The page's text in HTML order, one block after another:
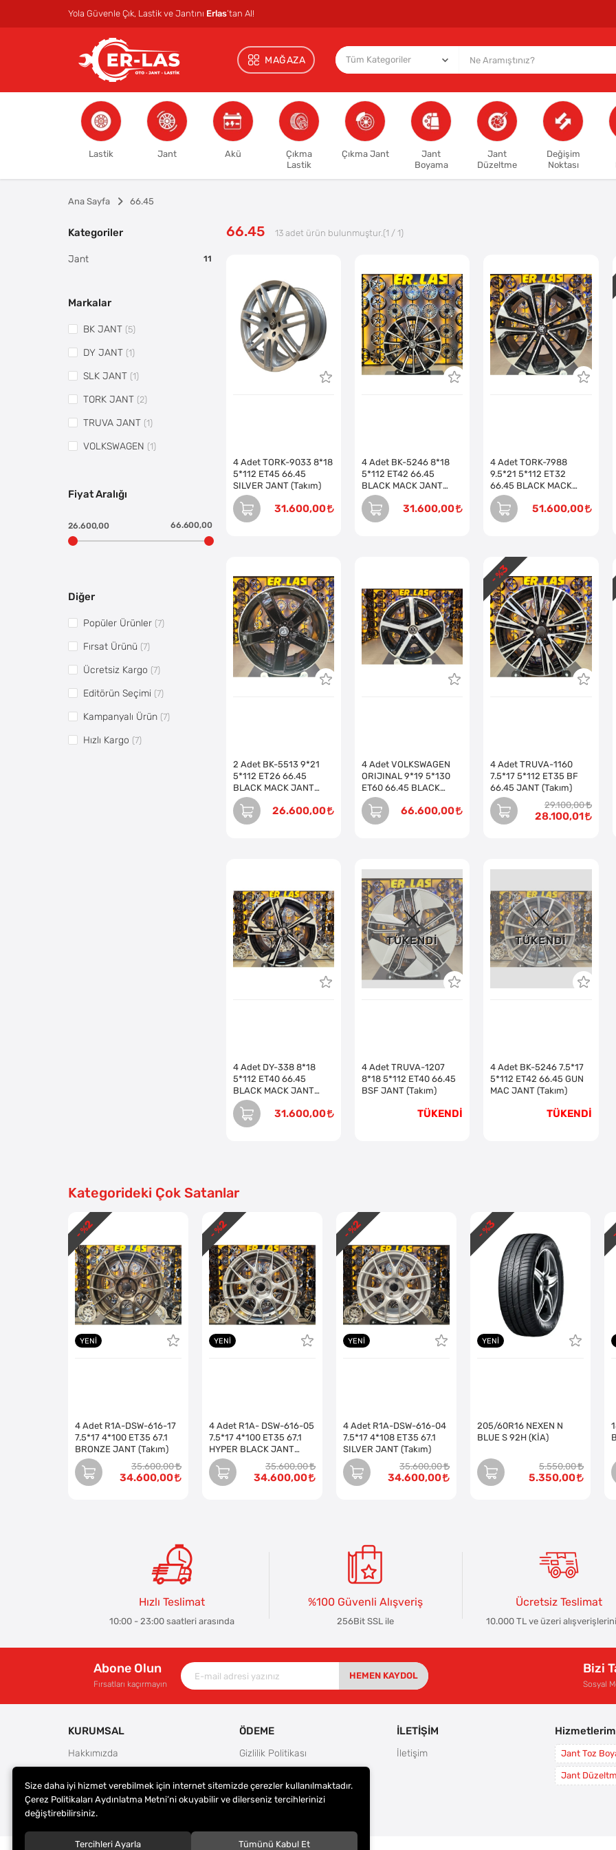
Yola Güvenle Çık, Lastik ve Jantını Erlas’tan Al!
MAĞAZA
Lastik Jant Akü
Çıkma
Lastik
Çıkma Jant
Jant
Boyama
Jant
Düzeltme
Değişim
Noktası
Ana Sayfa 66.45
66.45 13 adet ürün bulunmuştur.(1 / 1)
4 Adet TORK-9033 8*18
5*112 ET45 66.45
SILVER JANT (Takım)
31.600,00
4 Adet BK-5246 8*18
5*112 ET42 66.45
BLACK MACK JANT
(Takım)
31.600,00
4 Adet TORK-7988
9.5*21 5*112 ET32
66.45 BLACK MACK
JANT (Takım)
51.600,00
2 Adet BK-5513 9*21
5*112 ET26 66.45
BLACK MACK JANT
(Takım)
26.600,00
4 Adet VOLKSWAGEN
ORIJINAL 9*19 5*130
ET60 66.45 BLACK
MACK JANT REVİZE
EDİLMİŞ (Takım)66.600,00
4 Adet TRUVA-1160
7.5*17 5*112 ET35 BF
66.45 JANT (Takım)
29.100,00
28.100,01
- %
3
4 Adet DY-338 8*18
5*112 ET40 66.45
BLACK MACK JANT
(Takım)
31.600,00
TÜKENDI
4 Adet TRUVA-1207
8*18 5*112 ET40 66.45
BSF JANT (Takım)
TÜKENDİ
TÜKENDI
4 Adet BK-5246 7.5*17
5*112 ET42 66.45 GUN
MAC JANT (Takım)
TÜKENDİ
Kategoriler
Jant 11
Markalar
BK JANT (5)
DY JANT (1)
SLK JANT (1)
TORK JANT (2)
TRUVA JANT (1)
VOLKSWAGEN (1)
Fiyat Aralığı
26.600,00 66.600,00
Diğer
Popüler Ürünler (7)
Fırsat Ürünü (7)
Ücretsiz Kargo (7)
Editörün Seçimi (7)
Kampanyalı Ürün (7)
Hızlı Kargo (7)
Kategorideki Çok Satanlar
YENI
4 Adet R1A-DSW-616-17
7.5*17 4*100 ET35 67.1
BRONZE JANT (Takım)
35.600,00
34.600,00
- %
2
YENI
4 Adet R1A- DSW-616-05
7.5*17 4*100 ET35 67.1
HYPER BLACK JANT
(Takım)
35.600,00
34.600,00
- %
2
YENI
4 Adet R1A-DSW-616-04
7.5*17 4*108 ET35 67.1
SILVER JANT (Takım)
35.600,00
34.600,00
- %
2
YENI
205/60R16 NEXEN N
BLUE S 92H (KİA)
5.550,00
5.350,00
- %
3
Hızlı Teslimat
10:00 - 23:00 saatleri arasında
%100 Güvenli Alışveriş
256Bit SSL ile
Ücretsiz Teslimat
10.000 TL ve üzeri
Abone Olun
Fırsatları kaçırmayın
HEMEN KAYDOL
Bizi
Sosyal
KURUMSAL
Hakkımızda
Teslimat ve İade Şartları
Kargo Seçenekleri
ÖDEME
Gizlilik Politikası
Ödeme Seçenekleri
Satış Sözleşmesi
İLETİŞİM
İletişim Jant Toz
Jant
Size daha iyi hizmet verebilmek için internet sitemizde çerezler kullanılmaktadır.
Çerez Politikaları Aydınlatma Metni’ni okuyabilir ve dilerseniz tercihlerinizi
değiştirebilirsiniz.
Tercihleri Ayarla Tümünü Kabul Et